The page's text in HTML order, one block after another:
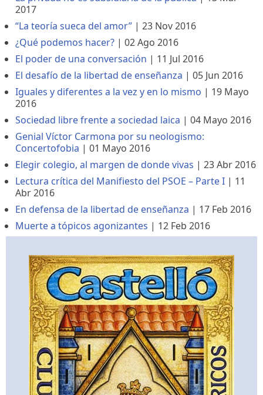
2017
“La teoría sueca del amor” | 23 Nov 2016
¿Qué podemos hacer? | 02 Ago 2016
El poder de una conversación | 11 Jul 2016
El desafío de la libertad de enseñanza | 05 Jun 2016
Iguales y diferentes a la vez y en lo mismo | 19 Mayo
2016
Sociedad libre frente a sociedad laica | 04 Mayo 2016
Genial Víctor Carmona por su neologismo:
Concertofobia | 01 Mayo 2016
Elegir colegio, al margen de donde vivas | 23 Abr 2016
Lectura crítica del Manifiesto del PSOE – Parte I | 11
Abr 2016
En defensa de la libertad de enseñanza | 17 Feb 2016
Muerte a tópicos agonizantes | 12 Feb 2016